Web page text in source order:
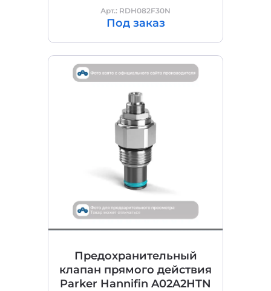
Арт.: RDH082F30N
Под заказ
Предохранительный
клапан прямого действия
Parker Hannifin A02A2HTN